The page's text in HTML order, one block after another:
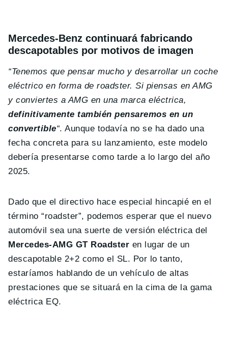
Mercedes-Benz continuará fabricando
descapotables por motivos de imagen
“Tenemos que pensar mucho y desarrollar un coche
eléctrico en forma de roadster. Si piensas en AMG
y conviertes a AMG en una marca eléctrica,
definitivamente también pensaremos en un
convertible“. Aunque todavía no se ha dado una
fecha concreta para su lanzamiento, este modelo
debería presentarse como tarde a lo largo del año
2025.
Dado que el directivo hace especial hincapié en el
término “roadster”, podemos esperar que el nuevo
automóvil sea una suerte de versión eléctrica del
Mercedes-AMG GT Roadster en lugar de un
descapotable 2+2 como el SL. Por lo tanto,
estaríamos hablando de un vehículo de altas
prestaciones que se situará en la cima de la gama
eléctrica EQ.